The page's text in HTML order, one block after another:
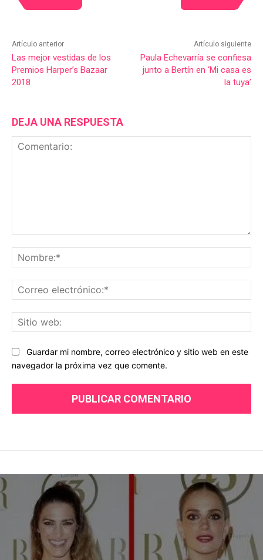
Artículo anterior
Las mejor vestidas de los
Premios Harper’s Bazaar
2018
Artículo siguiente
Paula Echevarría se confiesa
junto a Bertín en ‘Mi casa es
la tuya’
DEJA UNA RESPUESTA
Guardar mi nombre, correo electrónico y sitio web en este
navegador la próxima vez que comente.